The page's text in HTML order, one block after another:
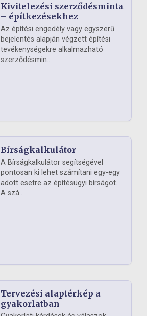
Kivitelezési szerződésminta
– építkezésekhez
Az építési engedély vagy egyszerű
bejelentés alapján végzett építési
tevékenységekre alkalmazható
szerződésmin...
Bírságkalkulátor
A Bírságkalkulátor segítségével
pontosan ki lehet számítani egy-egy
adott esetre az építésügyi bírságot.
A szá...
Tervezési alaptérkép a
gyakorlatban